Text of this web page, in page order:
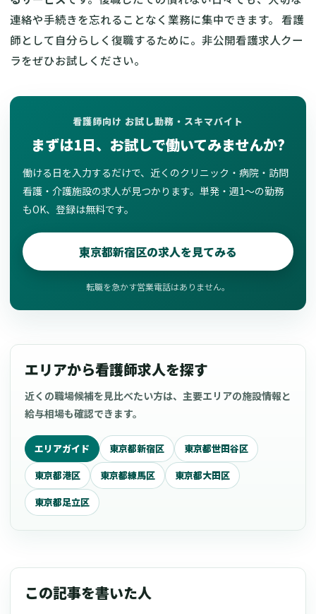
連絡や手続きを忘れることなく業務に集中できます。 看護
師として自分らしく復職するために。非公開看護求人クー
ラをぜひお試しください。
看護師向け お試し勤務・スキマバイト
まずは1日、お試しで働いてみませんか?
働ける日を入力するだけで、近くのクリニック・病院・訪問
看護・介護施設の求人が見つかります。単発・週1〜の勤務
もOK、登録は無料です。
東京都新宿区の求人を見てみる
転職を急かす営業電話はありません。
エリアから看護師求人を探す
近くの職場候補を見比べたい方は、主要エリアの施設情報と
給与相場も確認できます。
エリアガイド 東京都新宿区
東京都世田谷区
東京都港区
東京都練馬区
東京都大田区
東京都足立区
この記事を書いた人